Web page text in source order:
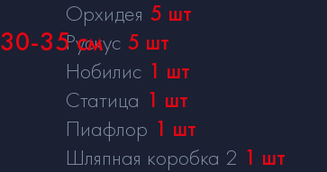
30-35 см
Орхидея 5 шт
Рускус 5 шт
Нобилис 1 шт
Статица 1 шт
Пиафлор 1 шт
Шляпная коробка 2 1 шт